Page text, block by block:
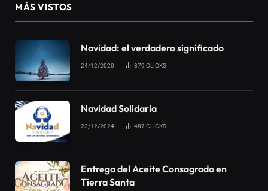
MÁS VISTOS
Navidad: el verdadero significado
24/12/2020 879 CLICKS
Navidad Solidaria
23/12/2024 487 CLICKS
Entrega del Aceite Consagrado en
Tierra Santa